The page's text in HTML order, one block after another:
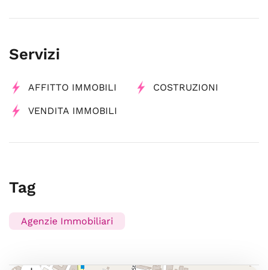
Servizi
AFFITTO IMMOBILI COSTRUZIONI
VENDITA IMMOBILI
Tag
Agenzie Immobiliari